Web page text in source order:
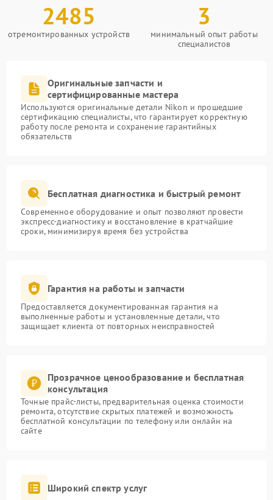
2485
отремонтированных устройств
3
минимальный опыт работы
специалистов
Оригинальные запчасти и
сертифицированные мастера
Используются оригинальные детали Nikon и прошедшие
сертификацию специалисты, что гарантирует корректную
работу после ремонта и сохранение гарантийных
обязательств
Бесплатная диагностика и быстрый ремонт
Современное оборудование и опыт позволяют провести
экспресс-диагностику и восстановление в кратчайшие
сроки, минимизируя время без устройства
Гарантия на работы и запчасти
Предоставляется документированная гарантия на
выполненные работы и установленные детали, что
защищает клиента от повторных неисправностей
Прозрачное ценообразование и бесплатная
консультация
Точные прайс-листы, предварительная оценка стоимости
ремонта, отсутствие скрытых платежей и возможность
бесплатной консультации по телефону или онлайн на
сайте
Широкий спектр услуг